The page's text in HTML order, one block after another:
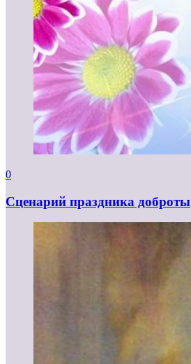
0
Сценарий праздника доброты